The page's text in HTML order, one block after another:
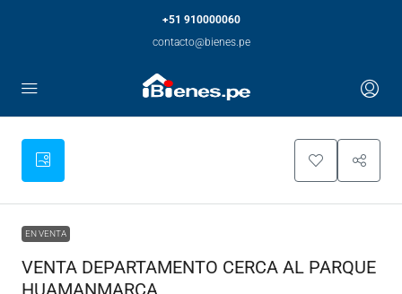
+51 910000060
contacto@bienes.pe
EN VENTA
VENTA DEPARTAMENTO CERCA AL PARQUE
HUAMANMARCA